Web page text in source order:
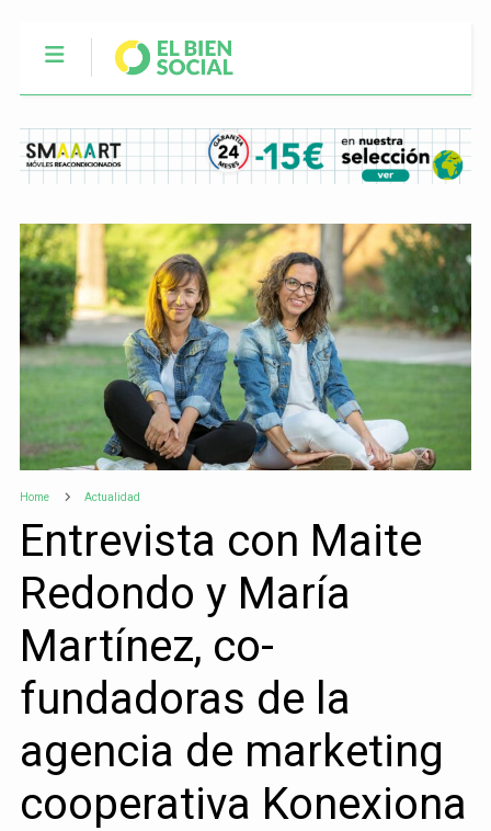
Home Actualidad
Entrevista con Maite
Redondo y María
Martínez, co-
fundadoras de la
agencia de marketing
cooperativa Konexiona